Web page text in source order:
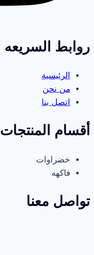
روابط السريعه
الرئيسية
من نحن
اتصل بنا
أقسام المنتجات
خضراوات
فاكهه
تواصل معنا